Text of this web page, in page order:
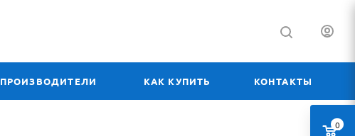
ПРОИЗВОДИТЕЛИ КАК КУПИТЬ КОНТАКТЫ
0